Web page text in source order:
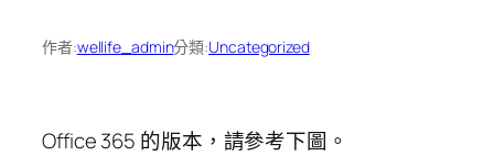
作者:wellife_admin分類:Uncategorized
Office 365 的版本，請參考下圖。